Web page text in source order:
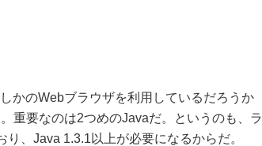
かのWebブラウザを利用しているだろうか
重要なのは2つめのJavaだ。というのも、ラ
、Java 1.3.1以上が必要になるからだ。